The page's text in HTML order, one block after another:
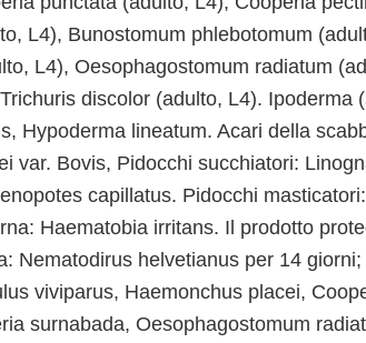
L4), Bunostomum phlebotomum
L4), Oesophagostomum radiatum
discolor (adulto, L4). Ipoderma
Hypoderma lineatum. Acari della
var. Bovis, Pidocchi succhiatori:
capillatus. Pidocchi
Haematobia irritans. Il prodotto
Nematodirus helvetianus per 14
viviparus, Haemonchus placei,
surnabada, Oesophagostomum